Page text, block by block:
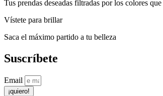
Tus prendas deseadas filtradas por los colores
Vístete para brillar
Saca el máximo partido a tu belleza
Suscríbete
Email
¡quiero!